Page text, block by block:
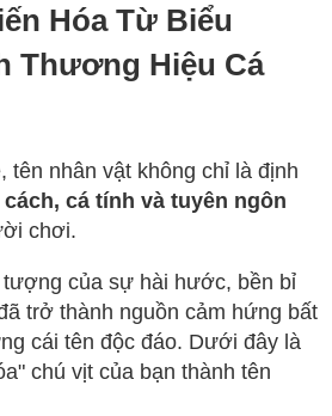
Hóa Từ Biểu
Thương Hiệu Cá
tên nhân vật không chỉ là định
cá tính và tuyên ngôn
chơi.
của sự hài hước, bền bỉ
trở thành nguồn cảm hứng bất
cái tên độc đáo. Dưới đây là
chú vịt của bạn thành tên